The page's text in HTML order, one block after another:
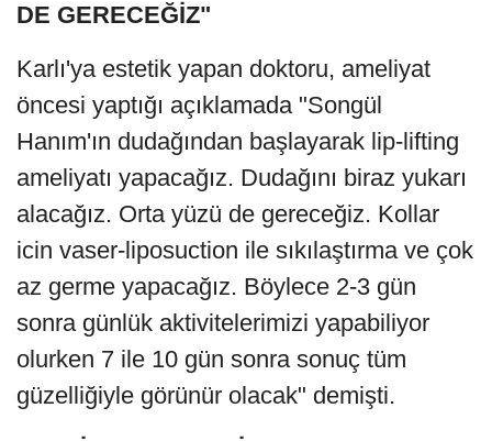
DE GERECEĞİZ"
Karlı'ya estetik yapan doktoru, ameliyat
öncesi yaptığı açıklamada "Songül
Hanım'ın dudağından başlayarak lip-lifting
ameliyatı yapacağız. Dudağını biraz yukarı
alacağız. Orta yüzü de gereceğiz. Kollar
icin vaser-liposuction ile sıkılaştırma ve çok
az germe yapacağız. Böylece 2-3 gün
sonra günlük aktivitelerimizi yapabiliyor
olurken 7 ile 10 gün sonra sonuç tüm
güzelliğiyle görünür olacak" demişti.